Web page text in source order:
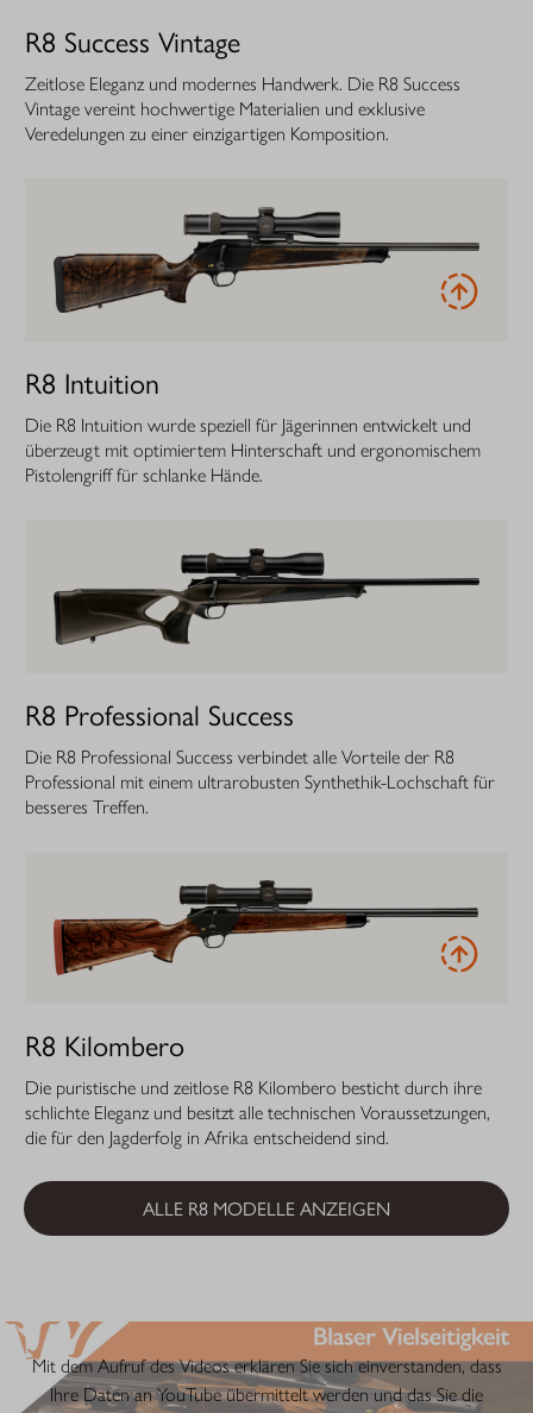
R8 Success Vintage
Zeitlose Eleganz und modernes Handwerk. Die R8 Success
Vintage vereint hochwertige Materialien und exklusive
Veredelungen zu einer einzigartigen Komposition.
R8 Intuition
Die R8 Intuition wurde speziell für Jägerinnen entwickelt und
überzeugt mit optimiertem Hinterschaft und ergonomischem
Pistolengriff für schlanke Hände.
R8 Professional Success
Die R8 Professional Success verbindet alle Vorteile der R8
Professional mit einem ultrarobusten Synthethik-Lochschaft für
besseres Treffen.
R8 Kilombero
Die puristische und zeitlose R8 Kilombero besticht durch ihre
schlichte Eleganz und besitzt alle technischen Voraussetzungen,
die für den Jagderfolg in Afrika entscheidend sind.
ALLE R8 MODELLE ANZEIGEN
Mit dem Aufruf des Videos erklären Sie sich einverstanden, dass
Ihre Daten an YouTube übermittelt werden und das Sie die